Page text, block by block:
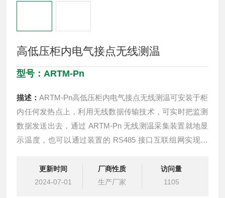
高低压柜内电气接点无线测温
型号：ARTM-Pn
描述：ARTM-Pn高低压柜内电气接点无线测温可安装于柜
内任何发热点上，利用无线数据传输技术，可实时把监测
数据发送出去，通过 ARTM-Pn 无线测温采集装置就地显
示温度，也可以通过装置的 RS485 接口互联组网实现远
更新时间
2024-07-01
厂商性质
生产厂家
访问量
1105